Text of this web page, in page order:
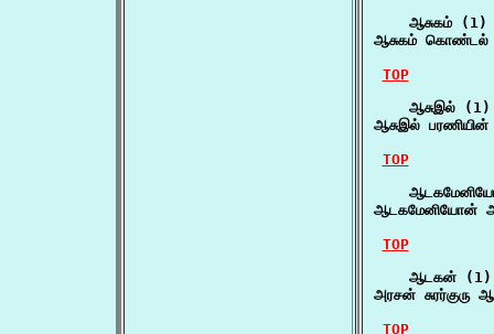
    ஆசுகம் (1)
ஆசுகம் கொண்டல்
TOP
    ஆசுஇல் (1)
ஆசுஇல்
TOP
ஆடகமேனியோன்
TOP
    ஆடகன் (1)
அரசன் சுரர்குரு
TOP